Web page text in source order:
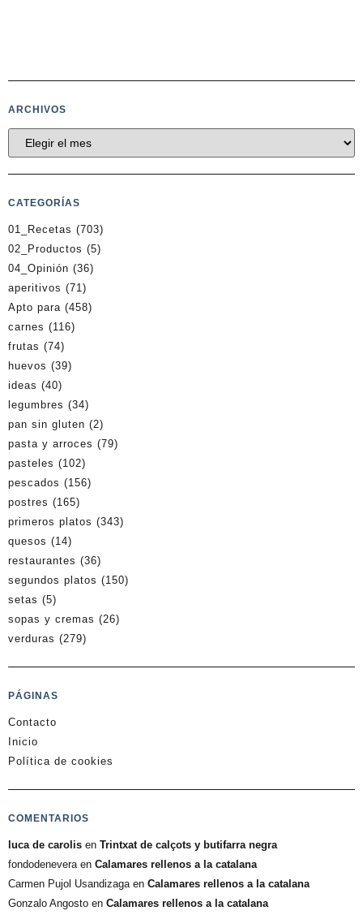
ARCHIVOS
CATEGORÍAS
01_Recetas (703)
02_Productos (5)
04_Opinión (36)
aperitivos (71)
Apto para (458)
carnes (116)
frutas (74)
huevos (39)
ideas (40)
legumbres (34)
pan sin gluten (2)
pasta y arroces (79)
pasteles (102)
pescados (156)
postres (165)
primeros platos (343)
quesos (14)
restaurantes (36)
segundos platos (150)
setas (5)
sopas y cremas (26)
verduras (279)
PÁGINAS
Contacto
Inicio
Política de cookies
COMENTARIOS
luca de carolis en Trintxat de calçots y butifarra negra
fondodenevera en Calamares rellenos a la catalana
Carmen Pujol Usandizaga en Calamares rellenos a la catalana
Gonzalo Angosto en Calamares rellenos a la catalana